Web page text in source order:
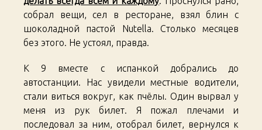
собрал вещи, сел в ресторане, взял блин с
шоколадной пастой Nutella. Столько месяцев
без этого. Не устоял, правда.
К 9 вместе с испанкой добрались до
автостанции. Нас увидели местные водители,
стали виться вокруг, как пчёлы. Один вырвал у
меня из рук билет. Я пожал плечами и
последовал за ним, отобрал билет, вернулся к